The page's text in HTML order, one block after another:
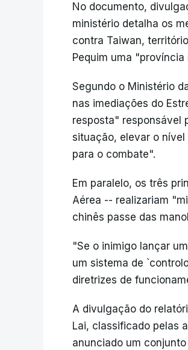
No documento,
ministério detalha os
contra Taiwan,
Pequim uma "província
Segundo o Ministério
nas imediações do
resposta" responsável
situação, elevar o
para o combate".
Em paralelo, os três
Aérea -- realizariam
chinês passe das
"Se o inimigo lançar
um sistema de
diretrizes de
A divulgação do
Lai, classificado pelas
anunciado um